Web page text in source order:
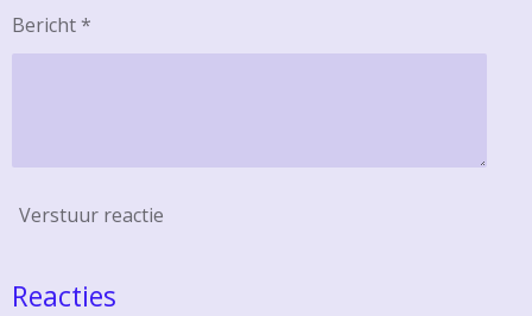
Bericht *
Verstuur reactie
Reacties